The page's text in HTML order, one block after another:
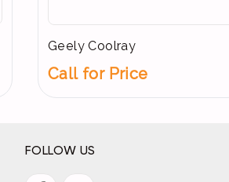
Geely Coolray
Call for Price
FOLLOW US